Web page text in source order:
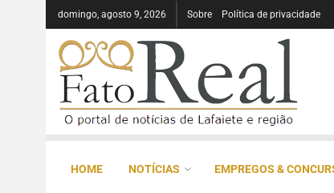
domingo, agosto 9, 2026 Sobre Política de privacidade
HOME NOTÍCIAS EMPREGOS &